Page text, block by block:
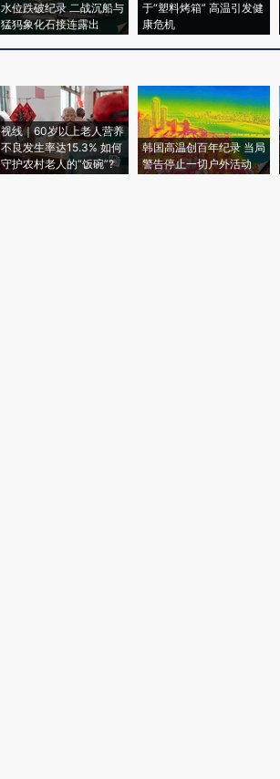
水位跌破纪录 二战沉船与
猛犸象化石接连露出
于“塑料烤箱” 高温引发健
康危机
视线｜60岁以上老人营养
不良发生率达15.3% 如何
守护农村老人的“饭碗”?
韩国高温创百年纪录 当局
警告停止一切户外活动